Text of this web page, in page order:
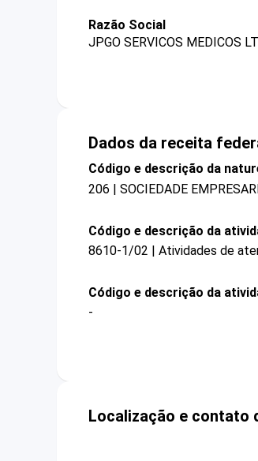
Razão Social
JPGO SERVICOS MEDICOS
Dados da receita
Código e descrição da
206 | SOCIEDADE
Código e descrição da
8610-1/02 | Atividades de
Código e descrição da
-
Localização e contato